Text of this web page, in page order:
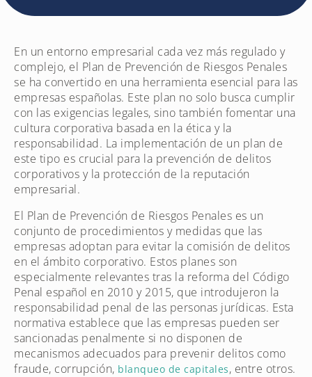
En un entorno empresarial cada vez más regulado y
complejo, el Plan de Prevención de Riesgos Penales
se ha convertido en una herramienta esencial para las
empresas españolas. Este plan no solo busca cumplir
con las exigencias legales, sino también fomentar una
cultura corporativa basada en la ética y la
responsabilidad. La implementación de un plan de
este tipo es crucial para la prevención de delitos
corporativos y la protección de la reputación
empresarial.
El Plan de Prevención de Riesgos Penales es un
conjunto de procedimientos y medidas que las
empresas adoptan para evitar la comisión de delitos
en el ámbito corporativo. Estos planes son
especialmente relevantes tras la reforma del Código
Penal español en 2010 y 2015, que introdujeron la
responsabilidad penal de las personas jurídicas. Esta
normativa establece que las empresas pueden ser
sancionadas penalmente si no disponen de
mecanismos adecuados para prevenir delitos como
fraude, corrupción, blanqueo de capitales, entre otros.